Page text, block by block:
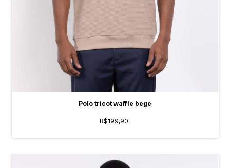
Polo tricot waffle bege
R$199,90